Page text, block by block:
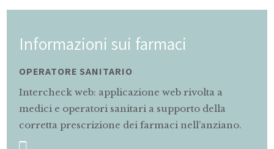
sui farmaci
SANITARIO
web: applicazione web rivolta a
operatori sanitari a supporto della
dei farmaci nell’anziano.
Servizio
farmaci.